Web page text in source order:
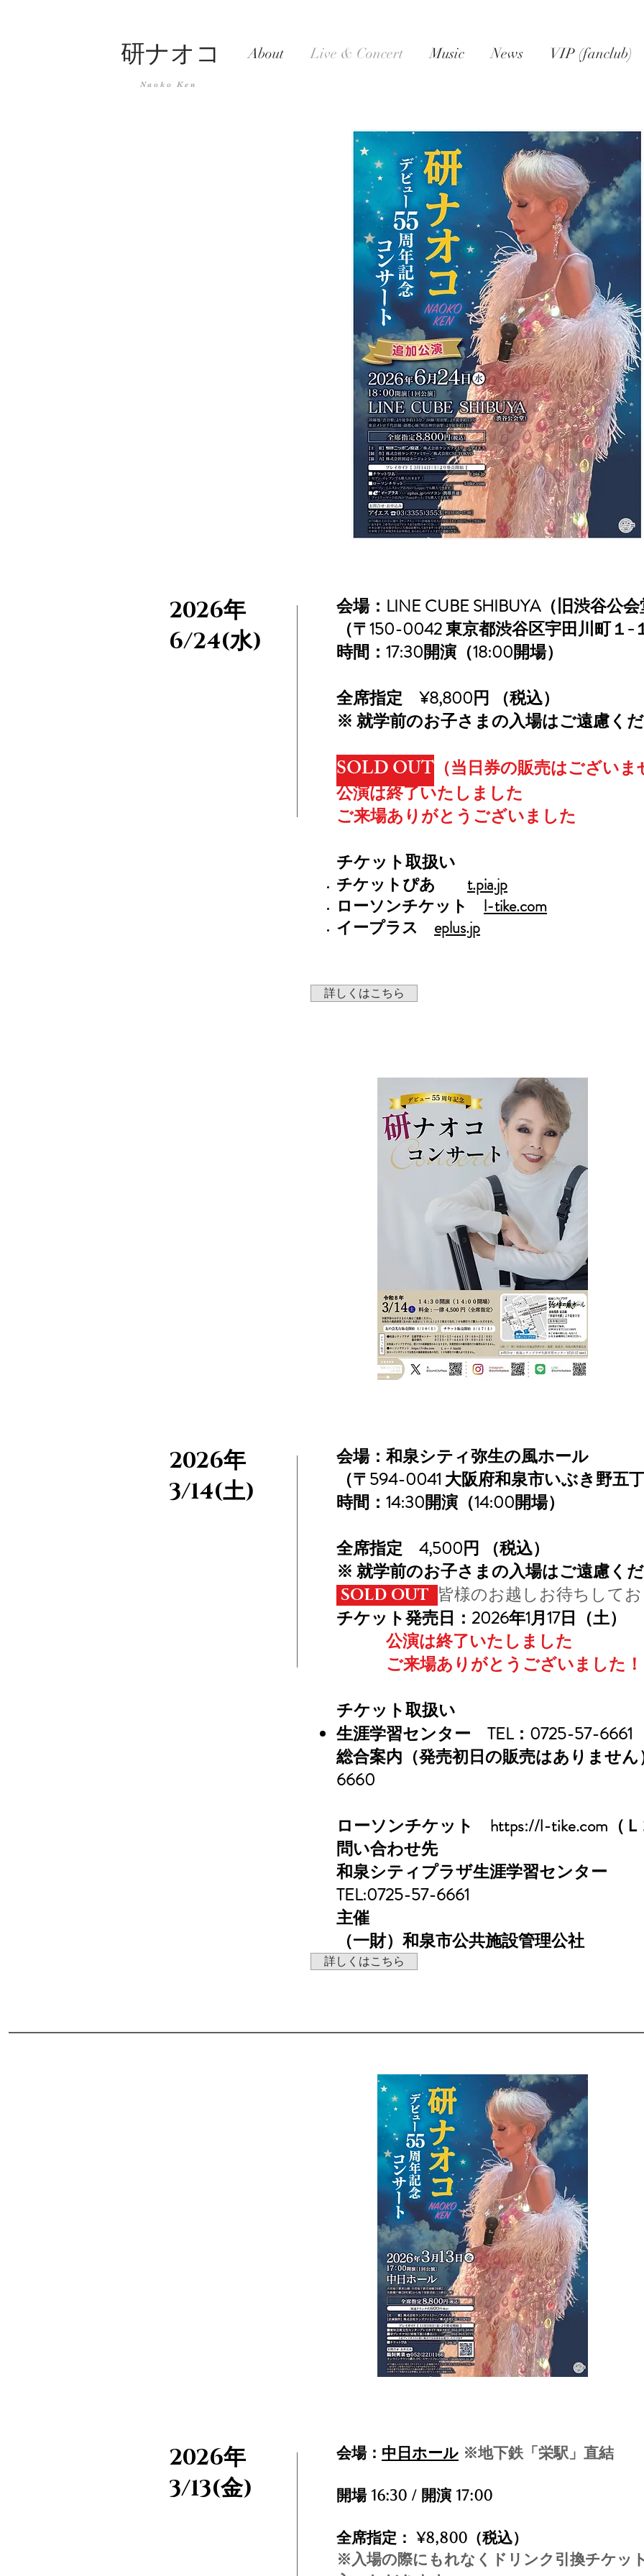
研ナオコ About Live & Concert Music News VIP (fanclub)
Naoko Ken
2026年
6/24(水)
会場：LINE CUBE SHIBUYA（旧渋谷公会
（〒150-0042 東京都渋谷区宇田川町１−
時間：17:30開演（18:00開場）
全席指定 ¥8,800円 （税込）
※ 就学前のお子さまの入場はご遠慮くだ
SOLD OUT （当日券の販売はございま
公演は終了いたしました
ご来場ありがとうございました
チケット取扱い
チケットぴあ t.pia.jp
ローソンチケット l-tike.com
イープラス eplus.jp
詳しくはこちら
2026年
3/14(土)
会場：和泉シティ弥生の風ホール
（〒594-0041 大阪府和泉市いぶき野五
時間：14:30開演（14:00開場）
全席指定 4,500円 （税込）
※ 就学前のお子さまの入場はご遠慮くだ
SOLD OUT 皆様のお越しお待ちして
チケット発売日： 2026年1月17日（土）
公演は終了いたしました
ご来場ありがとうございました！
チケット取扱い
生涯学習センター TEL：0725-57-6661
総合案内（発売初日の販売はありません
6660
ローソンチケット https://l-tike.com （
問い合わせ先
和泉シティプラザ生涯学習センター
TEL:0725-57-6661
主催
（一財）和泉市公共施設管理公社
詳しくはこちら
2026年
3/13(金)
会場： 中日ホール ※地下鉄「栄駅」直結
開場 16:30 / 開演 17:00
全席指定： ¥8,800（税込）
※入場の際にもれなくドリンク引換チケッ